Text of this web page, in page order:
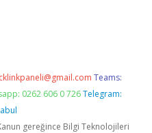
Teams:
0262 606 0 726 Telegram:
gereğince Bilgi Teknolojileri